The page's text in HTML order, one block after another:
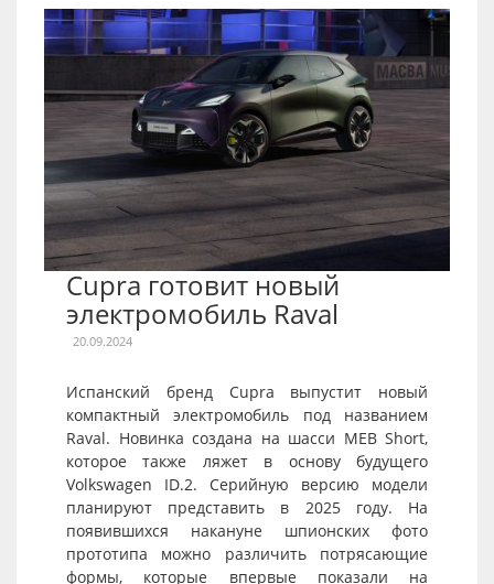
Cupra готовит новый
электромобиль Raval
20.09.2024
Испанский бренд Cupra выпустит новый
компактный электромобиль под названием
Raval. Новинка создана на шасси MEB Short,
которое также ляжет в основу будущего
Volkswagen ID.2. Серийную версию модели
планируют представить в 2025 году. На
появившихся накануне шпионских фото
прототипа можно различить потрясающие
формы, которые впервые показали на